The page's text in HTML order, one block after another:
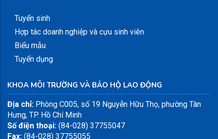
Tuyển sinh
Hợp tác doanh nghiệp và cựu sinh viên
Biểu mẫu
Tuyển dụng
KHOA MÔI TRƯỜNG VÀ BẢO HỘ LAO ĐỘNG
Địa chỉ: Phòng C005, số 19 Nguyễn Hữu Thọ, phường Tân
Hưng, TP. Hồ Chí Minh
Số điện thoại: (84-028) 37755047
Fax: (84-028) 37755055